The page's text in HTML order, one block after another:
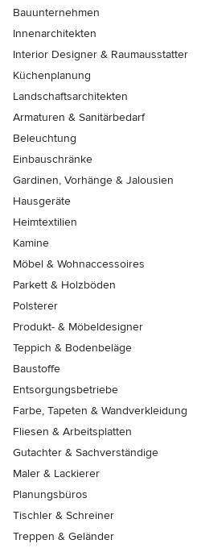
Bauunternehmen
Innenarchitekten
Interior Designer & Raumausstatter
Küchenplanung
Landschaftsarchitekten
Armaturen & Sanitärbedarf
Beleuchtung
Einbauschränke
Gardinen, Vorhänge & Jalousien
Hausgeräte
Heimtextilien
Kamine
Möbel & Wohnaccessoires
Parkett & Holzböden
Polsterer
Produkt- & Möbeldesigner
Teppich & Bodenbeläge
Baustoffe
Entsorgungsbetriebe
Farbe, Tapeten & Wandverkleidung
Fliesen & Arbeitsplatten
Gutachter & Sachverständige
Maler & Lackierer
Planungsbüros
Tischler & Schreiner
Treppen & Geländer